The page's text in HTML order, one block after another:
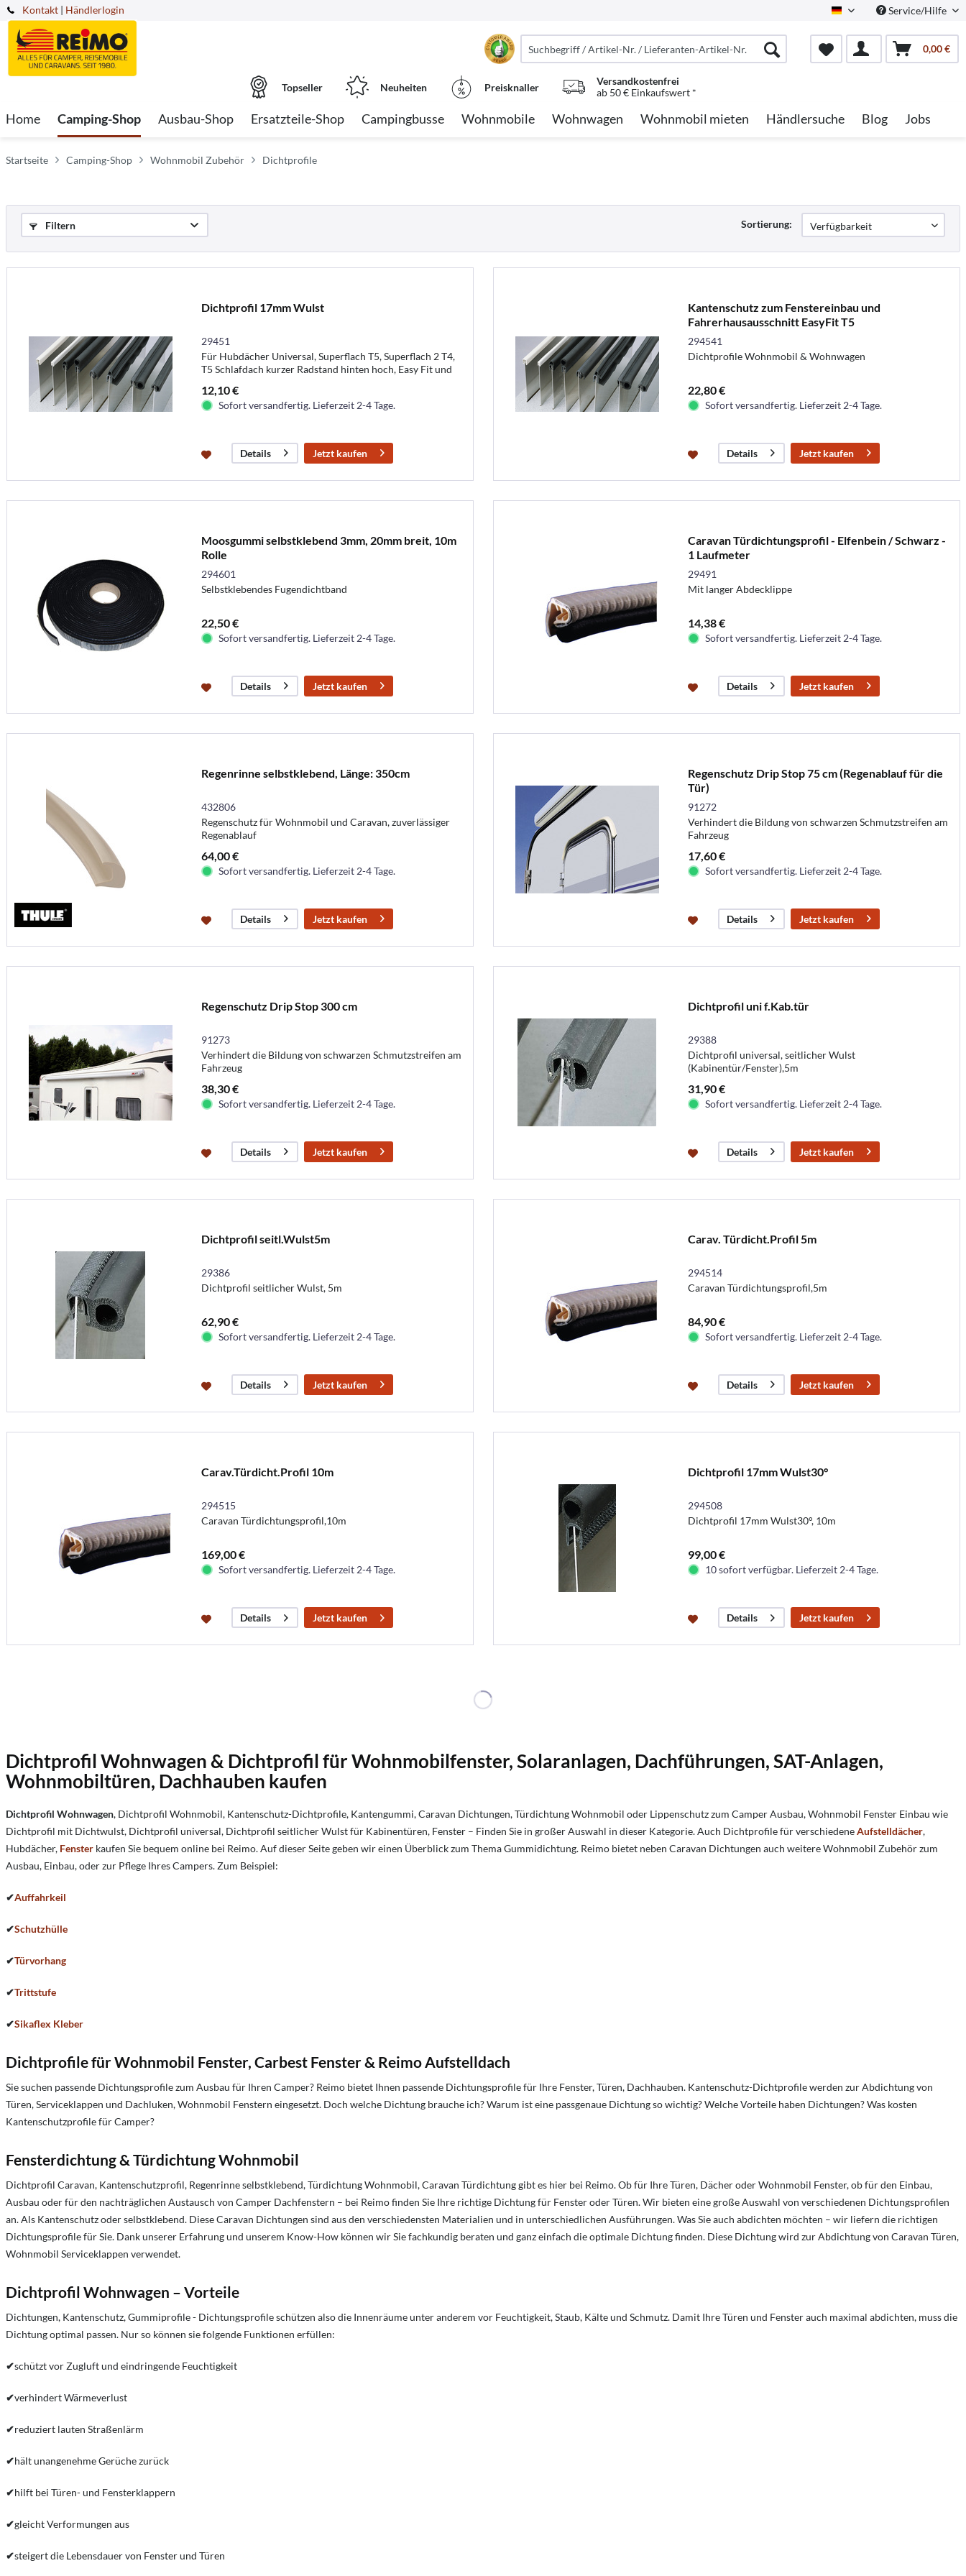
Kontakt German Service/Hilfe
| Händlerlogin
0,00 €
Topseller Neuheiten Preisknaller
Versandkostenfrei
ab 50 € Einkaufswert *
Home Camping-Shop Ausbau-Shop Ersatzteile-Shop Campingbusse Wohnmobile Wohnwagen Wohnmobil mieten Händlersuche Blog Jobs
Startseite Camping-Shop Wohnmobil Zubehör Dichtprofile
Filtern Sortierung:
Dichtprofil 17mm Wulst
29451
Für Hubdächer Universal, Superflach T5, Superflach 2 T4,
T5 Schlafdach kurzer Radstand hinten hoch, Easy Fit und
12,10 €
Sofort versandfertig. Lieferzeit 2-4 Tage.
Details Jetzt kaufen
Kantenschutz zum Fenstereinbau und
Fahrerhausausschnitt EasyFit T5
294541
Dichtprofile Wohnmobil & Wohnwagen
22,80 €
Sofort versandfertig. Lieferzeit 2-4 Tage.
Details Jetzt kaufen
Moosgummi selbstklebend 3mm, 20mm breit, 10m
Rolle
294601
Selbstklebendes Fugendichtband
22,50 €
Sofort versandfertig. Lieferzeit 2-4 Tage.
Details Jetzt kaufen
Caravan Türdichtungsprofil - Elfenbein / Schwarz -
1 Laufmeter
29491
Mit langer Abdecklippe
14,38 €
Sofort versandfertig. Lieferzeit 2-4 Tage.
Details Jetzt kaufen
Regenrinne selbstklebend, Länge: 350cm
432806
Regenschutz für Wohnmobil und Caravan, zuverlässiger
Regenablauf
64,00 €
Sofort versandfertig. Lieferzeit 2-4 Tage.
Details Jetzt kaufen
Regenschutz Drip Stop 75 cm (Regenablauf für die
Tür)
91272
Verhindert die Bildung von schwarzen Schmutzstreifen am
Fahrzeug
17,60 €
Sofort versandfertig. Lieferzeit 2-4 Tage.
Details Jetzt kaufen
Regenschutz Drip Stop 300 cm
91273
Verhindert die Bildung von schwarzen Schmutzstreifen am
Fahrzeug
38,30 €
Sofort versandfertig. Lieferzeit 2-4 Tage.
Details Jetzt kaufen
Dichtprofil uni f.Kab.tür
29388
Dichtprofil universal, seitlicher Wulst
(Kabinentür/Fenster),5m
31,90 €
Sofort versandfertig. Lieferzeit 2-4 Tage.
Details Jetzt kaufen
Dichtprofil seitl.Wulst5m
29386
Dichtprofil seitlicher Wulst, 5m
62,90 €
Sofort versandfertig. Lieferzeit 2-4 Tage.
Details Jetzt kaufen
Carav. Türdicht.Profil 5m
294514
Caravan Türdichtungsprofil,5m
84,90 €
Sofort versandfertig. Lieferzeit 2-4 Tage.
Details Jetzt kaufen
Carav.Türdicht.Profil 10m
294515
Caravan Türdichtungsprofil,10m
169,00 €
Sofort versandfertig. Lieferzeit 2-4 Tage.
Details Jetzt kaufen
Dichtprofil 17mm Wulst30°
294508
Dichtprofil 17mm Wulst30°, 10m
99,00 €
10 sofort verfügbar. Lieferzeit 2-4 Tage.
Details Jetzt kaufen
Dichtprofil Wohnwagen & Dichtprofil für Wohnmobilfenster, Solaranlagen, Dachführungen, SAT-Anlagen,
Wohnmobiltüren, Dachhauben kaufen
Dichtprofil Wohnwagen, Dichtprofil Wohnmobil, Kantenschutz-Dichtprofile, Kantengummi, Caravan Dichtungen, Türdichtung Wohnmobil oder Lippenschutz zum Camper Ausbau, Wohnmobil Fenster Einbau wie
Dichtprofil mit Dichtwulst, Dichtprofil universal, Dichtprofil seitlicher Wulst für Kabinentüren, Fenster – Finden Sie in großer Auswahl in dieser Kategorie. Auch Dichtprofile für verschiedeneAufstelldächer,
Hubdächer, Fenster kaufen Sie bequem online bei Reimo. Auf dieser Seite geben wir einen Überblick zum Thema Gummidichtung. Reimo bietet neben Caravan Dichtungen auch weitere Wohnmobil Zubehör zum
Ausbau, Einbau, oder zur Pflege Ihres Campers. Zum Beispiel:
✔Auffahrkeil
✔Schutzhülle
✔Türvorhang
✔Trittstufe
✔Sikaflex Kleber
Dichtprofile für Wohnmobil Fenster, Carbest Fenster & Reimo Aufstelldach
Sie suchen passende Dichtungsprofile zum Ausbau für Ihren Camper? Reimo bietet Ihnen passende Dichtungsprofile für Ihre Fenster, Türen, Dachhauben. Kantenschutz-Dichtprofile werden zur Abdichtung von
Türen, Serviceklappen und Dachluken, Wohnmobil Fenstern eingesetzt. Doch welche Dichtung brauche ich? Warum ist eine passgenaue Dichtung so wichtig? Welche Vorteile haben Dichtungen? Was kosten
Kantenschutzprofile für Camper?
Fensterdichtung & Türdichtung Wohnmobil
Dichtprofil Caravan, Kantenschutzprofil, Regenrinne selbstklebend, Türdichtung Wohnmobil, Caravan Türdichtung gibt es hier bei Reimo. Ob für Ihre Türen, Dächer oder Wohnmobil Fenster, ob für den Einbau,
Ausbau oder für den nachträglichen Austausch von Camper Dachfenstern – bei Reimo finden Sie Ihre richtige Dichtung für Fenster oder Türen. Wir bieten eine große Auswahl von verschiedenen Dichtungsprofilen
an. Als Kantenschutz oder selbstklebend. Diese Caravan Dichtungen sind aus den verschiedensten Materialien und in unterschiedlichen Ausführungen. Was Sie auch abdichten möchten – wir liefern die richtigen
Dichtungsprofile für Sie. Dank unserer Erfahrung und unserem Know-How können wir Sie fachkundig beraten und ganz einfach die optimale Dichtung finden. Diese Dichtung wird zur Abdichtung von Caravan Türen,
Wohnmobil Serviceklappen verwendet.
Dichtprofil Wohnwagen – Vorteile
Dichtungen, Kantenschutz, Gummiprofile - Dichtungsprofile schützen also die Innenräume unter anderem vor Feuchtigkeit, Staub, Kälte und Schmutz. Damit Ihre Türen und Fenster auch maximal abdichten, muss die
Dichtung optimal passen. Nur so können sie folgende Funktionen erfüllen:
✔schützt vor Zugluft und eindringende Feuchtigkeit
✔verhindert Wärmeverlust
✔reduziert lauten Straßenlärm
✔hält unangenehme Gerüche zurück
✔hilft bei Türen- und Fensterklappern
✔gleicht Verformungen aus
✔steigert die Lebensdauer von Fenster und Türen